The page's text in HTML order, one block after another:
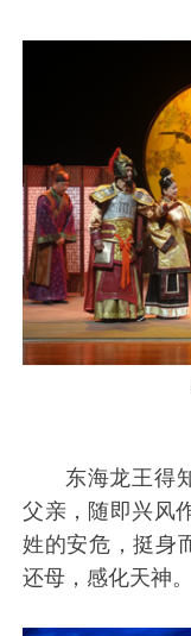
东海龙王得
父亲，随即兴风
姓的安危，挺身
还母，感化天神。